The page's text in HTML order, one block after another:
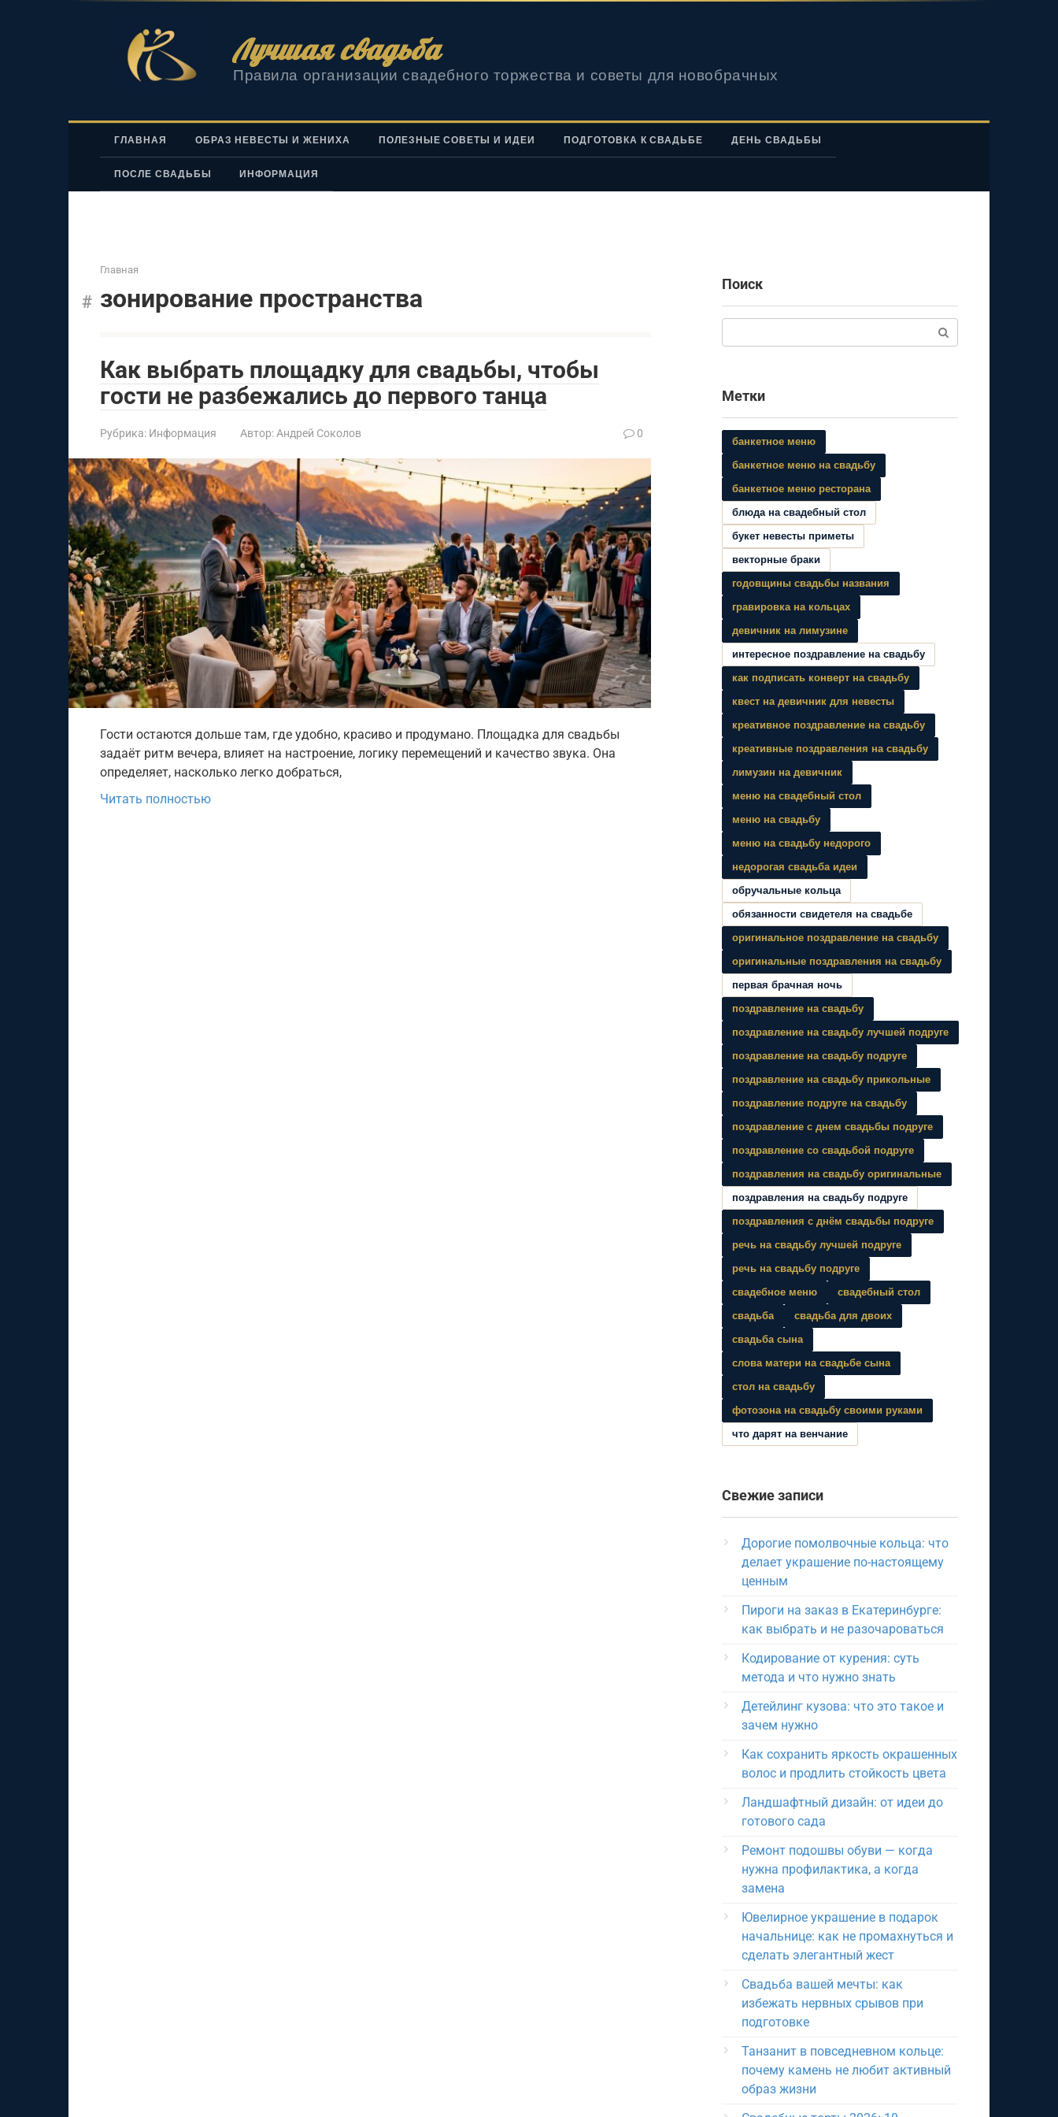
Лучшая свадьба
Правила организации свадебного торжества и советы для новобрачных
ГЛАВНАЯ ОБРАЗ НЕВЕСТЫ И ЖЕНИХА ПОЛЕЗНЫЕ СОВЕТЫ И ИДЕИ ПОДГОТОВКА К СВАДЬБЕ ДЕНЬ СВАДЬБЫ
ПОСЛЕ СВАДЬБЫ ИНФОРМАЦИЯ
Главная
зонирование пространства
Как выбрать площадку для свадьбы, чтобы
гости не разбежались до первого танца
Рубрика: Информация Автор: Андрей Соколов 0
Гости остаются дольше там, где удобно, красиво и продумано. Площадка для свадьбы
задаёт ритм вечера, влияет на настроение, логику перемещений и качество звука. Она
определяет, насколько легко добраться,
Читать полностью
Поиск
Метки
банкетное меню
банкетное меню на свадьбу
банкетное меню ресторана
блюда на свадебный стол
букет невесты приметы
векторные браки
годовщины свадьбы названия
гравировка на кольцах
девичник на лимузине
интересное поздравление на свадьбу
как подписать конверт на свадьбу
квест на девичник для невесты
креативное поздравление на свадьбу
креативные поздравления на свадьбу
лимузин на девичник
меню на свадебный стол
меню на свадьбу
меню на свадьбу недорого
недорогая свадьба идеи
обручальные кольца
обязанности свидетеля на свадьбе
оригинальное поздравление на свадьбу
оригинальные поздравления на свадьбу
первая брачная ночь
поздравление на свадьбу
поздравление на свадьбу лучшей подруге
поздравление на свадьбу подруге
поздравление на свадьбу прикольные
поздравление подруге на свадьбу
поздравление с днем свадьбы подруге
поздравление со свадьбой подруге
поздравления на свадьбу оригинальные
поздравления на свадьбу подруге
поздравления с днём свадьбы подруге
речь на свадьбу лучшей подруге
речь на свадьбу подруге
свадебное меню
свадебный стол
свадьба
свадьба для двоих
свадьба сына
слова матери на свадьбе сына
стол на свадьбу
фотозона на свадьбу своими руками
что дарят на венчание
Свежие записи
Дорогие помолвочные кольца: что
делает украшение по-настоящему
ценным
Пироги на заказ в Екатеринбурге:
как выбрать и не разочароваться
Кодирование от курения: суть
метода и что нужно знать
Детейлинг кузова: что это такое и
зачем нужно
Как сохранить яркость окрашенных
волос и продлить стойкость цвета
Ландшафтный дизайн: от идеи до
готового сада
Ремонт подошвы обуви — когда
нужна профилактика, а когда
замена
Ювелирное украшение в подарок
начальнице: как не промахнуться и
сделать элегантный жест
Свадьба вашей мечты: как
избежать нервных срывов при
подготовке
Танзанит в повседневном кольце:
почему камень не любит активный
образ жизни